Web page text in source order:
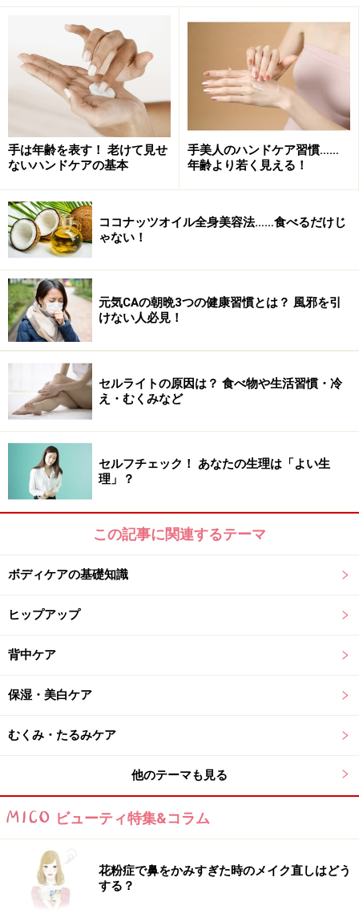
マッサージだけでは改善できない酷いこりをお持ちの方
に多い特徴は、慢性的な血行不良に加え、頚椎(首の骨)
の緩やかな前方の湾曲がなくなり、首がまっすぐになっ
てしまっている場合があります。こういった症状のこと
を「ストレートネック」と呼びます。
つまり、こりの原因となるストレートネックを改善、予
防することが大切になってきます。
※記事内容は執筆時点のものです。最新の内容をご確認くださ
い。
※個人の体質、また、誤った方法による実践に起因して肌荒れや
不調を引き起こす場合があります。実践の際には、必ず自身の体
質及び健康状態を十分に考慮し、正しい方法で行ってください。
また、全ての方への有効性を保証するものではありません。
1/3 次のページへ
手は年齢を表す！ 老けて見せ
ないハンドケアの基本
手美人のハンドケア習慣……
年齢より若く見える！
ココナッツオイル全身美容法……食べるだけじ
ゃない！
元気CAの朝晩3つの健康習慣とは？ 風邪を引
けない人必見！
セルライトの原因は？ 食べ物や生活習慣・冷
え・むくみなど
セルフチェック！ あなたの生理は「よい生
理」？
この記事に関連するテーマ
ボディケアの基礎知識
ヒップアップ
背中ケア
保湿・美白ケア
むくみ・たるみケア
他のテーマも見る
ビューティ特集&コラム
花粉症で鼻をかみすぎた時のメイク直しはどう
する？